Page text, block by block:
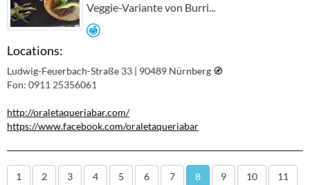
Veggie-Variante von Burri...
Locations:
Ludwig-Feuerbach-Straße 33 | 90489 Nürnberg 🧭︎
Fon: 0911 25356061
http://oraletaqueriabar.com/
https://www.facebook.com/oraletaqueriabar
1 2 3 4 5 6 7 8 9 10
11